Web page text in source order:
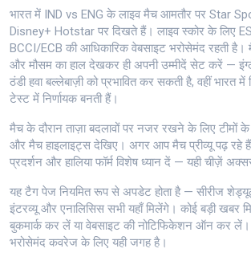
भारत में IND vs ENG के लाइव मैच आमतौर पर Star
Disney+ Hotstar पर दिखते हैं। लाइव स्कोर के लिए
BCCI/ECB की आधिकारिक वेबसाइट भरोसेमंद रहती है।
और मौसम का हाल देखकर ही अपनी उम्मीदें सेट करें —
ठंडी हवा बल्लेबाज़ी को प्रभावित कर सकती है, वहीं भारत
टेस्ट में निर्णायक बनती हैं।
मैच के दौरान ताज़ा बदलावों पर नजर रखने के लिए टीमों
और मैच हाइलाइट्स देखिए। अगर आप मैच प्रीव्यू पढ़ रहे हैं
प्रदर्शन और हालिया फॉर्म विशेष ध्यान दें — यही चीज़ें
यह टैग पेज नियमित रूप से अपडेट होता है — सीरीज
इंटरव्यू और एनालिसिस सभी यहाँ मिलेंगे। कोई बड़ी खबर
बुकमार्क कर लें या वेबसाइट की नोटिफिकेशन ऑन कर
भरोसेमंद कवरेज के लिए यही जगह है।